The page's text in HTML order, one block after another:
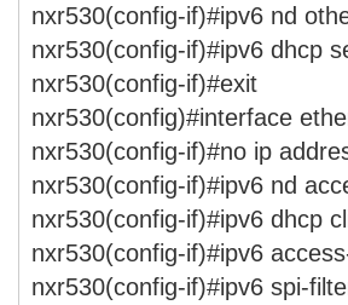
nxr530(config-if)#ipv6 nd
nxr530(config-if)#ipv6 dhcp
nxr530(config-if)#exit
nxr530(config)#interface
nxr530(config-if)#no ip
nxr530(config-if)#ipv6 nd
nxr530(config-if)#ipv6 dhcp
nxr530(config-if)#ipv6
nxr530(config-if)#ipv6 spi-